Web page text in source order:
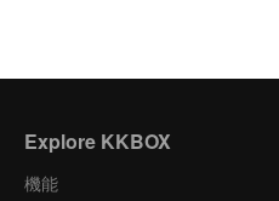
Explore KKBOX
機能